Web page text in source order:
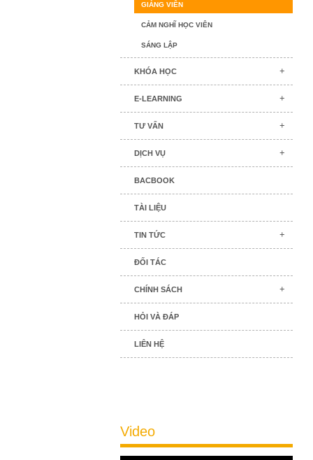
GIẢNG VIÊN
CẢM NGHĨ HỌC VIÊN
SÁNG LẬP
KHÓA HỌC
E-LEARNING
TƯ VẤN
DỊCH VỤ
BACBOOK
TÀI LIỆU
TIN TỨC
ĐỐI TÁC
CHÍNH SÁCH
HỎI VÀ ĐÁP
LIÊN HỆ
Video